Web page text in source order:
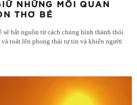
NHỮNG MỐI QUAN
THƠ BÉ
sẽ bắt nguồn từ cách chúng hình thành thói
toát lên phong thái tự tin và khiến người